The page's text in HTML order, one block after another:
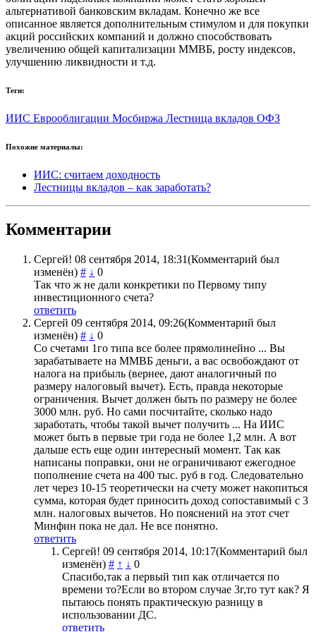
альтернативой банковским вкладам. Конечно же все
описанное является дополнительным стимулом и для покупки
акций российских компаний и должно способствовать
увеличению общей капитализации ММВБ, росту индексов,
улучшению ликвидности и т.д.
Теги:
ИИС Еврооблигации Мосбиржа Лестница вкладов ОФЗ
Похожие материалы:
ИИС: считаем доходность
Лестницы вкладов – как заработать?
Комментарии
Сергей! 08 сентября 2014, 18:31(Комментарий был
изменён) # ↓ 0
Так что ж не дали конкретики по Первому типу
инвестиционного счета?
ответить
Сергей 09 сентября 2014, 09:26(Комментарий был
изменён) # ↓ 0
Со счетами 1го типа все более прямолинейно ... Вы
зарабатываете на ММВБ деньги, а вас освобождают от
налога на прибыль (вернее, дают аналогичный по
размеру налоговый вычет). Есть, правда некоторые
ограничения. Вычет должен быть по размеру не более
3000 млн. руб. Но сами посчитайте, сколько надо
заработать, чтобы такой вычет получить ... На ИИС
может быть в первые три года не более 1,2 млн. А вот
дальше есть еще один интересный момент. Так как
написаны поправки, они не ограничивают ежегодное
пополнение счета на 400 тыс. руб в год. Следовательно
лет через 10-15 теоретически на счету может накопиться
сумма, которая будет приносить доход сопоставимый с 3
млн. налоговых вычетов. Но пояснений на этот счет
Минфин пока не дал. Не все понятно.
ответить
Сергей! 09 сентября 2014, 10:17(Комментарий был
изменён) # ↑ ↓ 0
Спасибо,так а первый тип как отличается по
времени то?Если во втором случае 3г,то тут как? Я
пытаюсь понять практическую разницу в
использовании ДС.
ответить